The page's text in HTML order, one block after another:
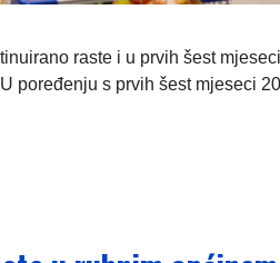
raste i u prvih šest
poređenju s prvih šest mjeseci